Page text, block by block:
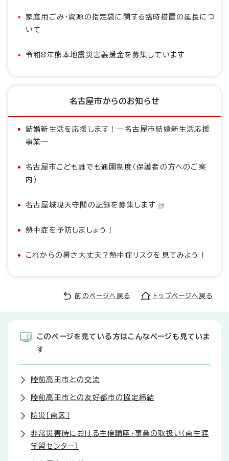
家庭用ごみ・資源の指定袋に関する臨時措置の延長につ
いて
令和8年熊本地震災害義援金を募集しています
名古屋市からのお知らせ
結婚新生活を応援します！―名古屋市結婚新生活応援
事業―
名古屋市こども誰でも通園制度（保護者の方へのご案
内）
名古屋城現天守閣の記録を募集します
熱中症を予防しましょう！
これからの暑さ大丈夫？熱中症リスクを見てみよう！
前のページへ戻る トップページへ戻る
このページを見ている方はこんなページも見ていま
す
陸前高田市との交流
陸前高田市との友好都市の協定締結
防災［南区］
非常災害時における主催講座・事業の取扱い（南生涯
学習センター）